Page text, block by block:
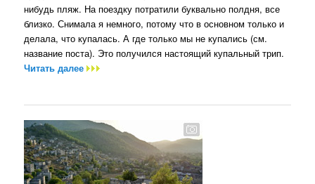
нибудь пляж. На поездку потратили буквально полдня, все
близко. Снимала я немного, потому что в основном только и
делала, что купалась. А где только мы не купались (см.
название поста). Это получился настоящий купальный трип.
Читать далее